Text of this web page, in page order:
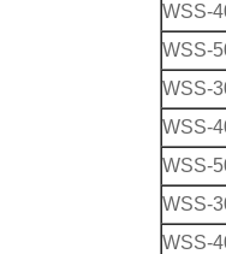
WSS-
WSS-
WSS-
WSS-
WSS-
WSS-
WSS-